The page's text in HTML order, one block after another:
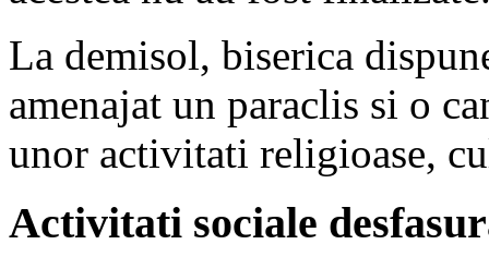
La demisol, biserica
amenajat un paraclis si o
unor activitati religioase,
Activitati sociale